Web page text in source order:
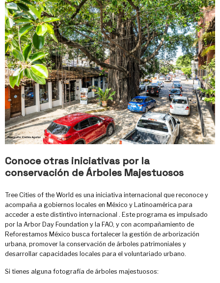
Conoce otras iniciativas por la
conservación de Árboles Majestuosos
Tree Cities of the World es una iniciativa internacional que reconoce y
acompaña a gobiernos locales en México y Latinoamérica para
acceder a este distintivo internacional . Este programa es impulsado
por la Arbor Day Foundation y la FAO, y con acompañamiento de
Reforestamos México busca fortalecer la gestión de arborización
urbana, promover la conservación de árboles patrimoniales y
desarrollar capacidades locales para el voluntariado urbano.
Si tienes alguna fotografía de árboles majestuosos: